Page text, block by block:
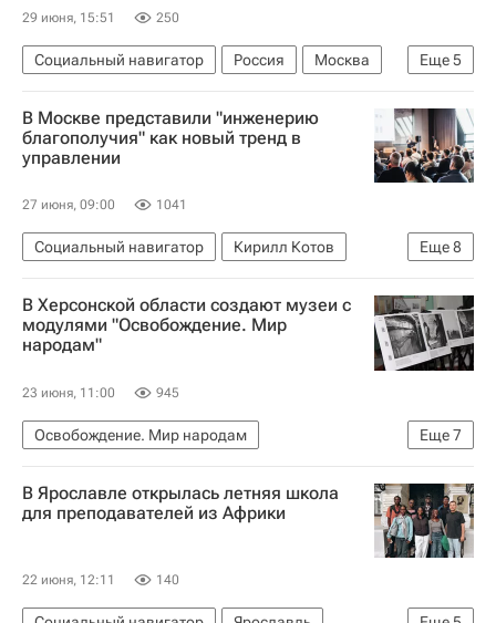
Краснодарский край
Брюс Ли
Ридли Скотт
29 июня, 15:51 250
Еще5
Социальный навигатор Россия
Москва
Сбер
Совкомбанк Компания
Форум
Общество
В Москве представили "инженерию
благополучия" как новый тренд в
управлении
27 июня, 09:00 1041
Еще8
Социальный навигатор
Кирилл Котов
Россия
Москва Форум
женщины
Бизнес
Благополучие Человек Анализ
В Херсонской области создают музеи с
модулями "Освобождение. Мир
народам"
23 июня, 11:00 945
Еще7
Освобождение. Мир народам
Освобождение. Путь к Победе
Херсонская область
Совинформбюро
Россия
Социальный навигатор
В Ярославле открылась летняя школа
для преподавателей из Африки
22 июня, 12:11 140